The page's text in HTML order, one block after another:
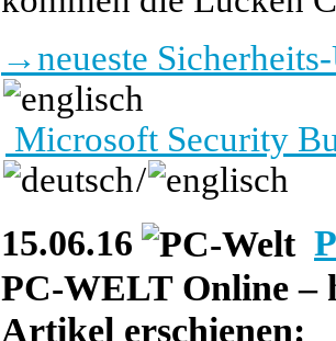
→neueste
Microsoft Security
/
15.06.16
PC-WELT Online –
Artikel erschienen: